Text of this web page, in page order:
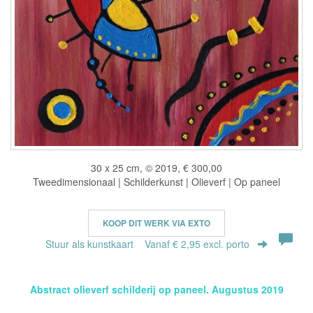
30 x 25 cm, © 2019, € 300,00
Tweedimensionaal | Schilderkunst | Olieverf | Op paneel
KOOP DIT WERK VIA EXTO
Stuur als kunstkaart Vanaf € 2,95 excl. porto
Abstract olieverf schilderij op paneel. Augustus 2019